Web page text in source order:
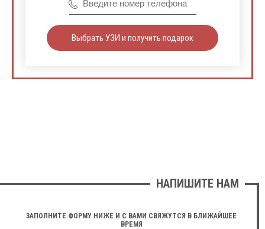
Выбрать УЗИ и получить подарок
НАПИШИТЕ НАМ
ЗАПОЛНИТЕ ФОРМУ НИЖЕ И С ВАМИ СВЯЖУТСЯ В БЛИЖАЙШЕЕ
ВРЕМЯ